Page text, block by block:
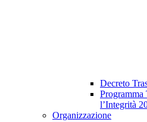
Decreto
Programma
l’Integrità
Organizzazione